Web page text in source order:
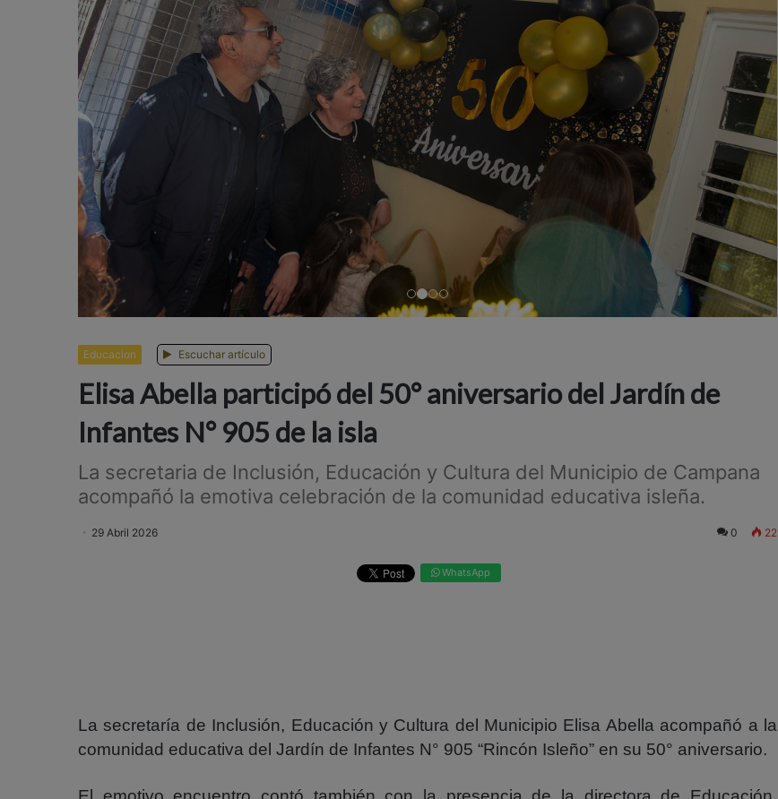
AnteriorSiguiente
Educacion Escuchar artículo
Elisa Abella participó del 50° aniversario del Jardín de
Infantes N° 905 de la isla
La secretaria de Inclusión, Educación y Cultura del Municipio de Campana
acompañó la emotiva celebración de la comunidad educativa isleña.
29 Abril 2026 0 22
WhatsApp
La secretaría de Inclusión, Educación y Cultura del Municipio Elisa Abella acompañó a la
comunidad educativa del Jardín de Infantes N° 905 “Rincón Isleño” en su 50° aniversario.